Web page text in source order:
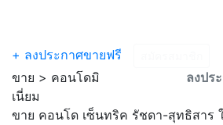
+ ลงประกาศขายฟรี
ขาย > คอนโดมิ
เนี่ยม
ลงปร
ขาย คอนโด เซ็นทริค รัชดา-สุทธิสาร